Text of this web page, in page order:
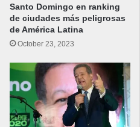
Santo Domingo en ranking
de ciudades más peligrosas
de América Latina
October 23, 2023